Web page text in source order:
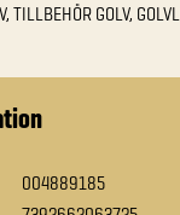
TILLBEHÖR GOLV,
004889185